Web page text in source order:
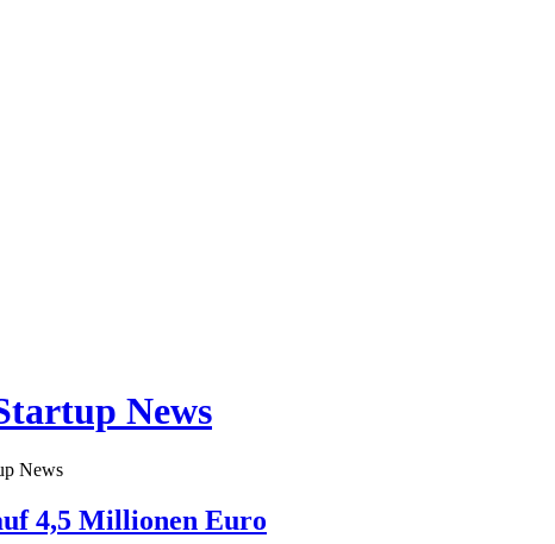
News
News
4,5 Millionen Euro